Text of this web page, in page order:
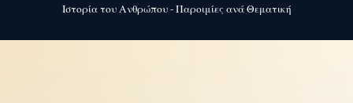
Ιστορία του Ανθρώπου - Παροιμίες ανά Θεματική